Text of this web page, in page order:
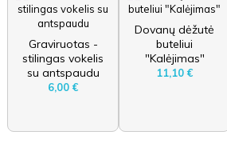
Graviruotas -
stilingas vokelis
su antspaudu
6,00 €
Dovanų dėžutė
buteliui
"Kalėjimas"
11,10 €